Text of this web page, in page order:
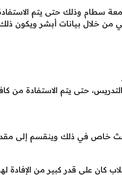
سطام وذلك حتى يتم
خلال بيانات أبشر ويكون ذلك
حتى يتم الاستفادة من كافة
خاص في ذلك وينقسم إلى
كان على قدر كبير من الإفادة